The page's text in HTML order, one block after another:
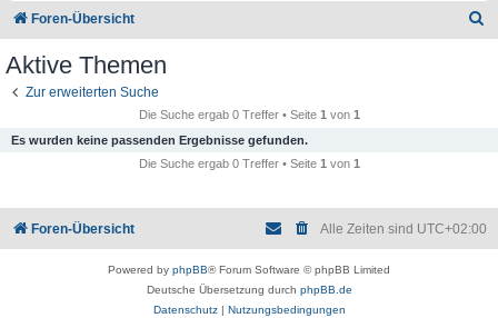
Foren-Übersicht
Aktive Themen
Zur erweiterten Suche
Die Suche ergab 0 Treffer • Seite 1von 1
Es wurden keine passenden Ergebnisse gefunden.
Die Suche ergab 0 Treffer • Seite 1von 1
Foren-Übersicht Alle Zeiten sind UTC+02:00
Powered by phpBB® Forum Software © phpBB Limited
Deutsche Übersetzung durch phpBB.de
Datenschutz| Nutzungsbedingungen